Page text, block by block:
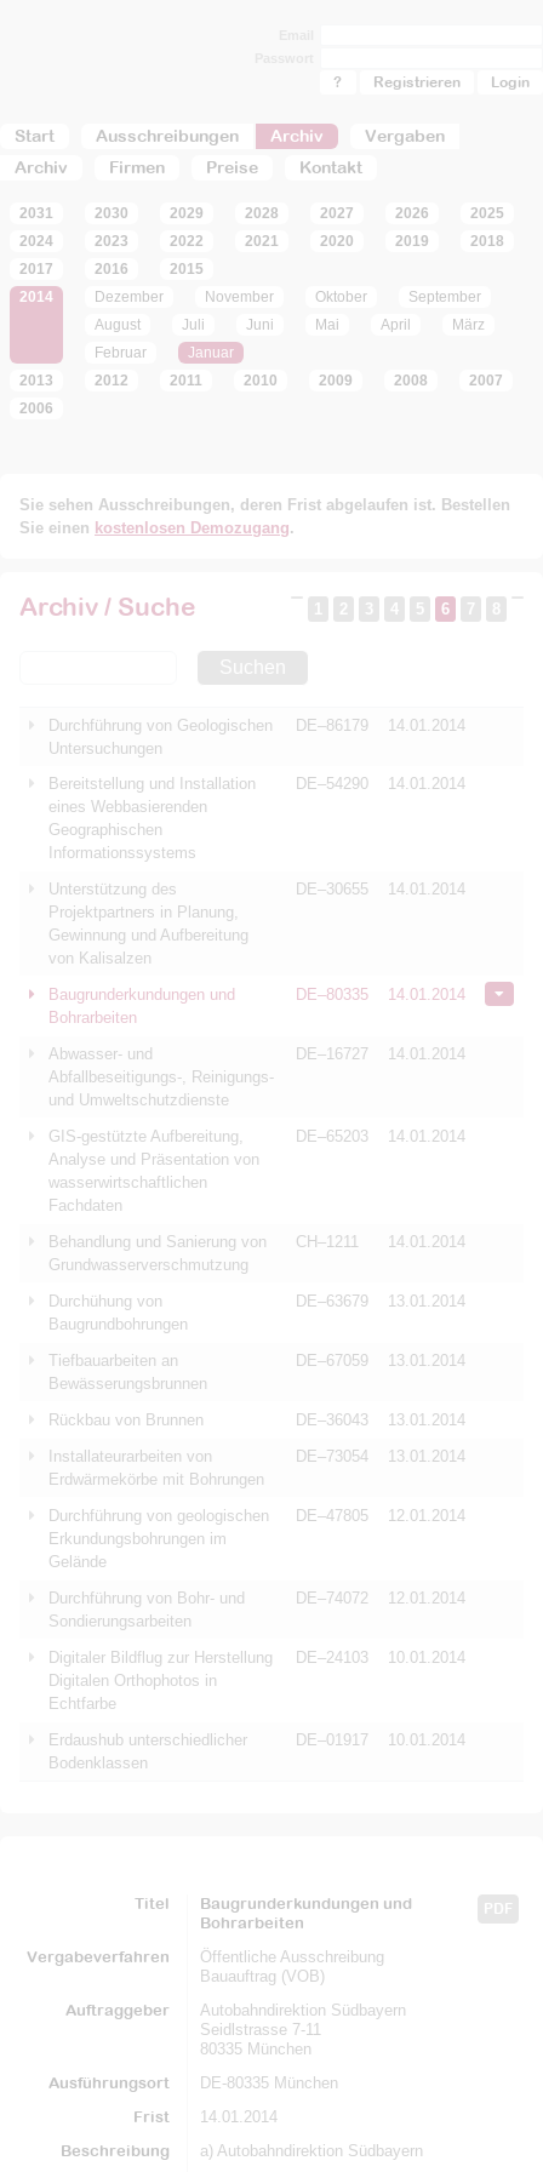
Start Ausschreibungen Archiv
Vergaben
Archiv
Firmen Preise Kontakt
? Registrieren
2031 2030 2029 2028 2027 2026
2025
2024
2023 2022 2021 2020 2019
2018
2017
2016
2015
2014
Dezember November Oktober
September
August
Juli Juni Mai April
März
Februar
Januar
2013
2012 2011 2010 2009 2008
2007
2006
Sie sehen Ausschreibungen, deren Frist abgelaufen ist. Bestellen
Sie einen kostenlosen Demozugang.
Archiv / Suche 1 2 3 4 5 6 7 8
Suchen
Durchführung von Geologischen
Untersuchungen
DE–86179 14.01.2014
Bereitstellung und Installation
eines Webbasierenden
Geographischen
Informationssystems
DE–54290 14.01.2014
Unterstützung des
Projektpartners in Planung,
Gewinnung und Aufbereitung
von Kalisalzen
DE–30655 14.01.2014
Baugrunderkundungen und
Bohrarbeiten
DE–80335 14.01.2014
Abwasser- und
Abfallbeseitigungs-, Reinigungs-
und Umweltschutzdienste
DE–16727 14.01.2014
GIS-gestützte Aufbereitung,
Analyse und Präsentation von
wasserwirtschaftlichen
Fachdaten
DE–65203 14.01.2014
Behandlung und Sanierung von
Grundwasserverschmutzung
CH–1211 14.01.2014
Durchühung von
Baugrundbohrungen
DE–63679 13.01.2014
Tiefbauarbeiten an
Bewässerungsbrunnen
DE–67059 13.01.2014
Rückbau von Brunnen DE–36043
13.01.2014
Installateurarbeiten von
Erdwärmekörbe mit Bohrungen
DE–73054 13.01.2014
Durchführung von geologischen
Erkundungsbohrungen im
Gelände
DE–47805 12.01.2014
Durchführung von Bohr- und
Sondierungsarbeiten
DE–74072 12.01.2014
Digitaler Bildflug zur Herstellung
Digitalen Orthophotos in
Echtfarbe
DE–24103 10.01.2014
Erdaushub unterschiedlicher
Bodenklassen
DE–01917 10.01.2014
Titel PDF
Baugrunderkundungen und
Bohrarbeiten
Vergabeverfahren
Öffentliche Ausschreibung
Bauauftrag (VOB)
Auftraggeber
Autobahndirektion Südbayern
Seidlstrasse 7-11
80335 München
Ausführungsort
DE-80335 München
Frist
14.01.2014
Beschreibung
a) Autobahndirektion Südbayern